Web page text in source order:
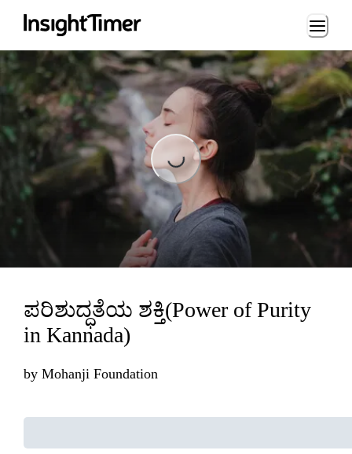
Loading...
Loading...
ಪರಿಶುದ್ಧತೆಯ ಶಕ್ತಿ(Power of Purity
in Kannada)
by Mohanji Foundation